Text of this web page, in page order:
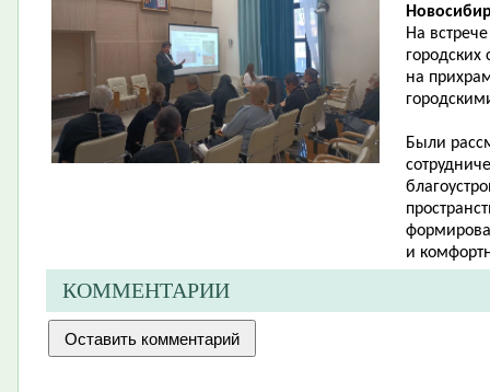
На
городских
на
Были
и
КОММЕНТАРИИ